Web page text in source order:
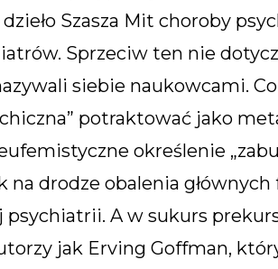
Szasza Mit choroby
Sprzeciw ten nie
siebie naukowcami.
potraktować jako
określenie
na drodze obalenia
psychiatrii. A w sukurs
jak Erving Goffman,